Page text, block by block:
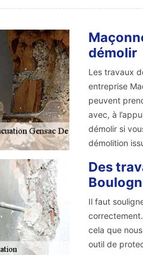
démolir
Les travaux
entreprise
peuvent
avec, à
démolir si
démolition
Des
Il faut
cela que
outil de